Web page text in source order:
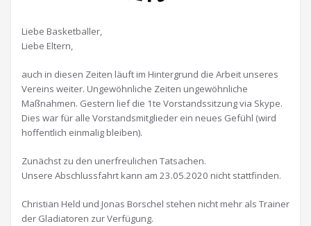
Liebe Basketballer,
Liebe Eltern,
auch in diesen Zeiten läuft im Hintergrund die Arbeit unseres
Vereins weiter. Ungewöhnliche Zeiten ungewöhnliche
Maßnahmen. Gestern lief die 1te Vorstandssitzung via Skype.
Dies war für alle Vorstandsmitglieder ein neues Gefühl (wird
hoffentlich einmalig bleiben).
Zunächst zu den unerfreulichen Tatsachen.
Unsere Abschlussfahrt kann am 23.05.2020 nicht stattfinden.
Christian Held und Jonas Borschel stehen nicht mehr als Trainer
der Gladiatoren zur Verfügung.